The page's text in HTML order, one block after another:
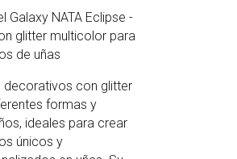
Galaxy NATA Eclipse -
glitter multicolor para
de uñas
decorativos con glitter
formas y
ideales para crear
únicos y